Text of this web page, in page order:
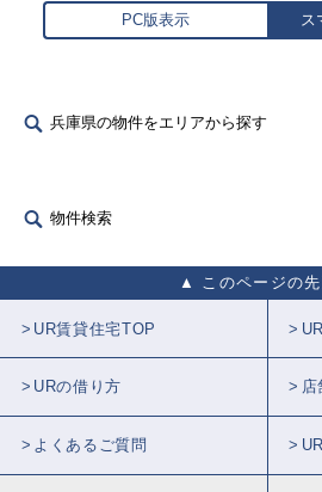
PC版表示 ス
兵庫県の物件をエリアから探す
物件検索
このページの
UR賃貸住宅TOP
URの借り方 店
よくあるご質問